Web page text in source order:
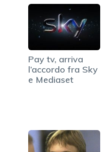
Pay tv, arriva
l’accordo fra Sky
e Mediaset